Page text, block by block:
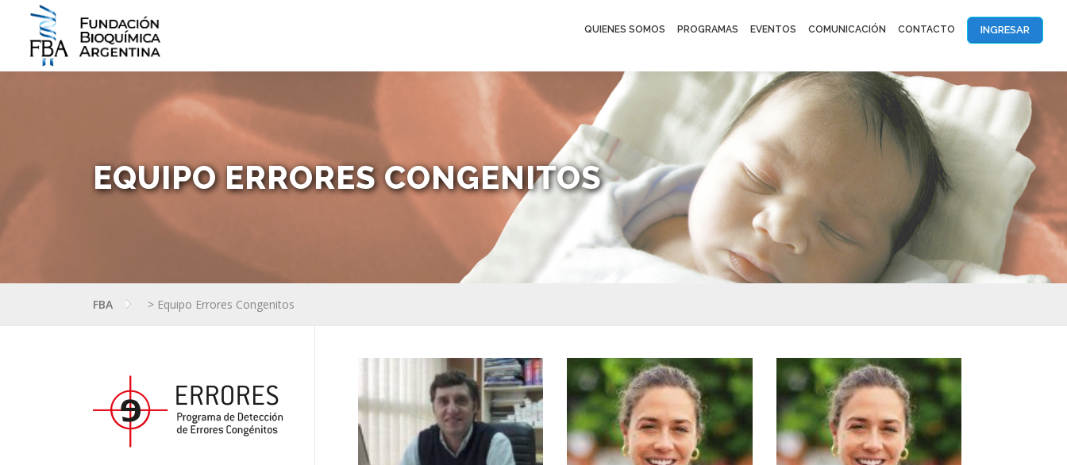
contenido
QUIENES SOMOS PROGRAMAS EVENTOS COMUNICACIÓN CONTACTO INGRESAR
EQUIPO ERRORES CONGENITOS
FBA > Equipo Errores Congenitos
Gustavo Borrajo
gborrajo@fba.org.ar
Magali Ortiz Miller
secgeren@fba.org.ar
Ivana Dick
secgeren@fba.org.ar